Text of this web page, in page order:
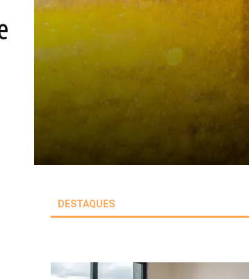
DESTAQUES